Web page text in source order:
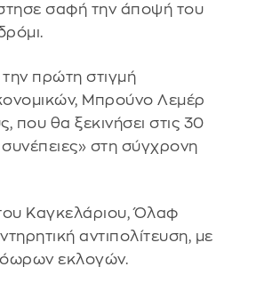
σαφή την άποψή του
πρώτη στιγμή
Μπρούνο Λεμέρ
που θα ξεκινήσει στις 30
στη σύγχρονη
Καγκελάριου, Όλαφ
αντιπολίτευση, με
εκλογών.